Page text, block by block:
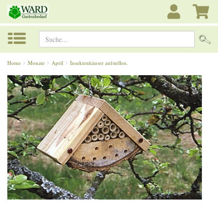
Suche...
Home Monate April Insektenhäuser aufstellen.